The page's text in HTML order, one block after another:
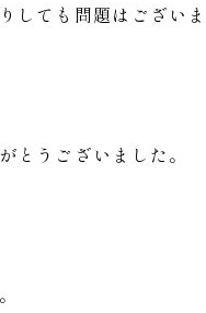
しても問題はござい
とうございました。